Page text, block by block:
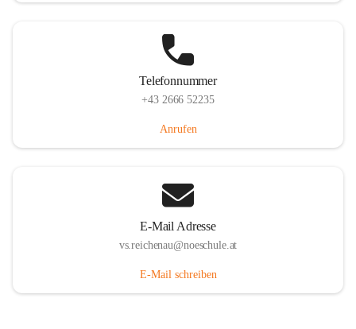
Telefonnummer
+43 2666 52235
Anrufen
E-Mail Adresse
vs.reichenau@noeschule.at
E-Mail schreiben